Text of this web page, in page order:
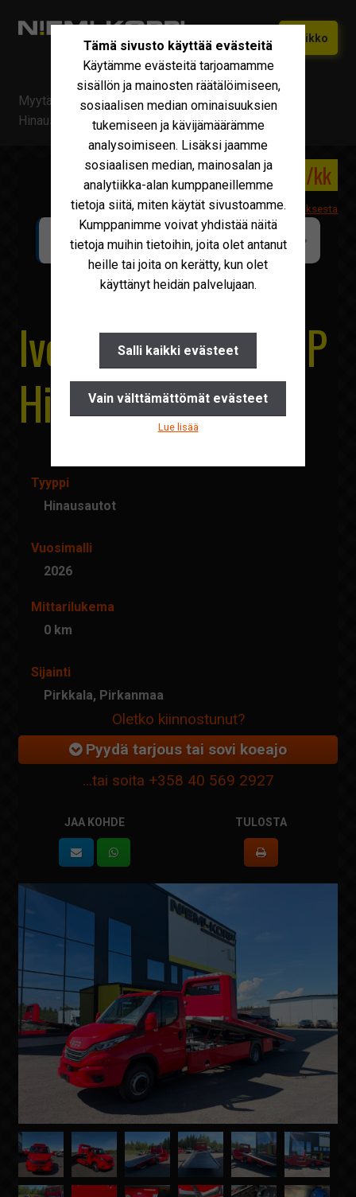
Siirry
Siirry
Valikko
Vaihtokoneet
valikko
Uudet Ivecot
tason
Iveco Huolto
Iveco Varaosat
Ostamme
Yhteystiedot
Pyydä tarjous
English
Myytävä kalusto/Iveco/Iveco Daily 72C18/P
Hinausauto
115 000 € 2 018 €/kk
Lisätietoa leasingrahoituksesta
LAAJENNETTU TAKUUTURVA SAATAVILLA
NIEMI-KORPI Turva KORVAUSTASO 100 %
Iveco Daily 72C18/P
Hinausauto
Tyyppi
Hinausautot
Vuosimalli
2026
Mittarilukema
0 km
Sijainti
Pirkkala, Pirkanmaa
Oletko kiinnostunut?
Pyydä tarjous tai sovi koeajo
...tai soita +358 40 569 2927
JAA KOHDE TULOSTA
Tämä sivusto käyttää evästeitä
Käytämme evästeitä tarjoamamme
sisällön ja mainosten räätälöimiseen,
sosiaalisen median ominaisuuksien
tukemiseen ja kävijämäärämme
analysoimiseen. Lisäksi jaamme
sosiaalisen median, mainosalan ja
analytiikka-alan kumppaneillemme
tietoja siitä, miten käytät sivustoamme.
Kumppanimme voivat yhdistää näitä
tietoja muihin tietoihin, joita olet antanut
heille tai joita on kerätty, kun olet
käyttänyt heidän palvelujaan.
Salli kaikki evästeet
Vain välttämättömät evästeet
Lue lisää